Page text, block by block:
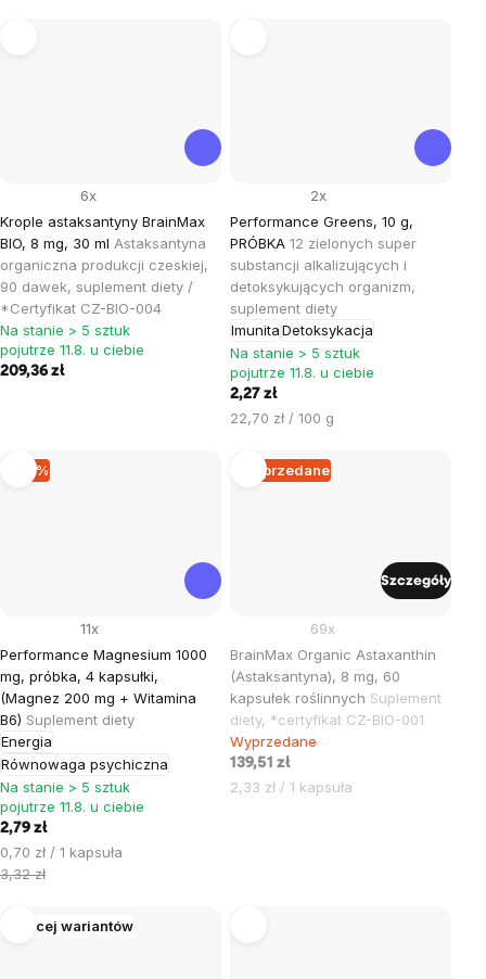
Krople astaksantyny BrainMax
BIO, 8 mg, 30 ml Astaksantyna
organiczna produkcji czeskiej,
90 dawek, suplement diety /
*Certyfikat CZ-BIO-004
6x
Na stanie > 5 sztuk
pojutrze 11.8. u ciebie
209,36 zł
Performance Greens, 10 g,
PRÓBKA 12 zielonych super
substancji alkalizujących i
detoksykujących organizm,
suplement diety
ImunitaDetoksykacja
2x
Na stanie > 5 sztuk
pojutrze 11.8. u ciebie
2,27 zł
Cena
22,70 zł / 100 g
–15 %
Performance Magnesium 1000
mg, próbka, 4 kapsułki,
(Magnez 200 mg + Witamina
B6) Suplement diety
Energia
Równowaga psychiczna
11x
Na stanie > 5 sztuk
pojutrze 11.8. u ciebie
2,79 zł
Cena
jednostkowa:
0,70 zł / 1 kapsuła
3,32 zł
Wyprzedane
BrainMax Organic Astaxanthin
(Astaksantyna), 8 mg, 60
kapsułek roślinnych Suplement
diety, *certyfikat CZ-BIO-001
69x
Wyprzedane
139,51 zł
Cena
2,33 zł / 1 kapsuła
Szczegóły
Więcej wariantów